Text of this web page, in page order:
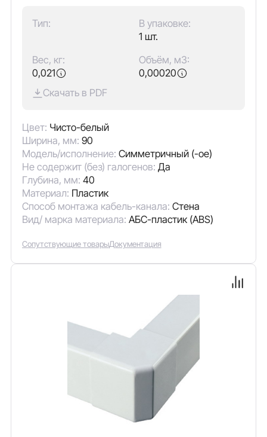
Тип:
В упаковке:
1 шт.
Вес, кг:
0,021
Объём, м3:
0,00020
Скачать в PDF
Цвет: Чисто-белый
Ширина, мм: 90
Модель/исполнение: Симметричный (-ое)
Не содержит (без) галогенов: Да
Глубина, мм: 40
Материал: Пластик
Способ монтажа кабель-канала: Стена
Вид/ марка материала: АБС-пластик (ABS)
Сопутствующие товарыДокументация